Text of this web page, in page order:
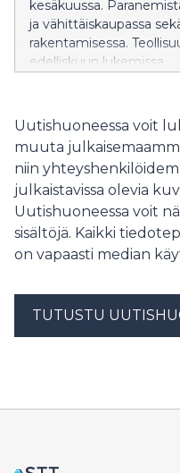
tulossa ankara. EU:n
uudistetaan 2030-lukua
2040 asetettu 90
kehitettävää, tulisi
kiinni sekä
tukemisen suhteen.
energiasiirtymässä ja
tärkeää niin maamme
investointien
kesäkuussa.
ja vähittäiskaupassa
rakentamisessa.
edelliskuun lukemissa.
Uutishuoneessa voit
muuta
niin
julkaistavissa olevia
Uutishuoneessa voit
sisältöjä. Kaikki
on vapaasti median
TUTUSTU